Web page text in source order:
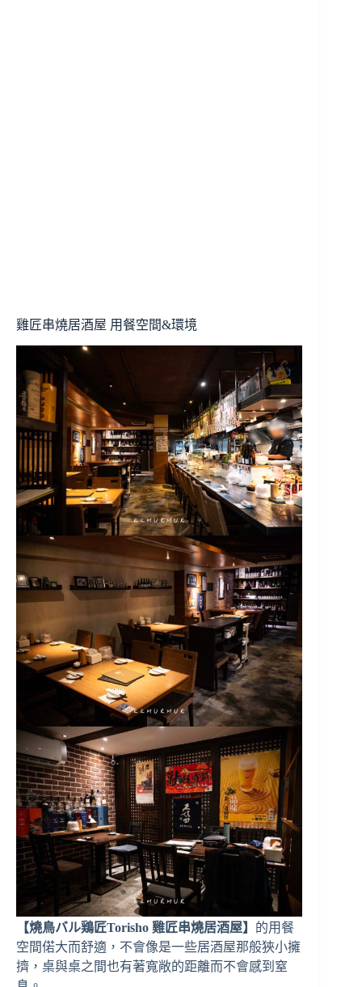
雞匠串燒居酒屋 用餐空間&環境
【燒鳥バル鶏匠Torisho 雞匠串燒居酒屋】
的用餐
空間偌大而舒適，不會像是一些居酒屋那般狹小擁
擠，桌與桌之間也有著寬敞的距離而不會感到窒